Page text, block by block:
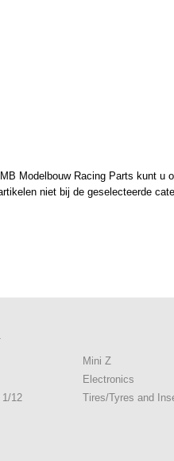
Modelbouw Racing Parts kunt
niet bij de geselecteerde
1/12
Mini Z
Electronics
Tires/Tyres and